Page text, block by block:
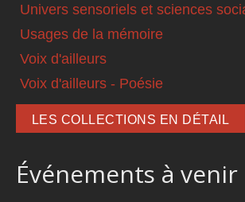
Univers sensoriels et sciences
Usages de la mémoire
Voix d'ailleurs
Voix d'ailleurs - Poésie
LES COLLECTIONS EN DÉTAIL
Événements à venir